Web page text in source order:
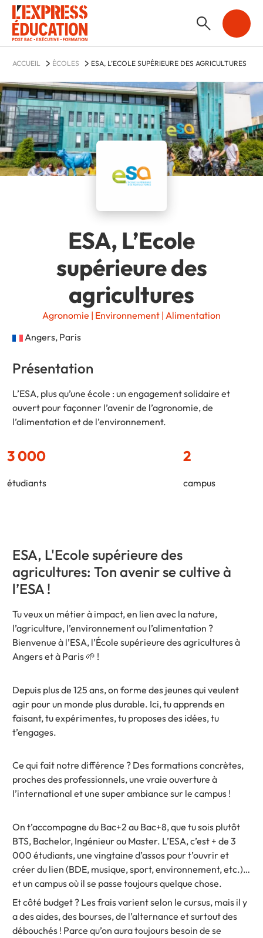
ACCUEIL ÉCOLES ESA, L’ECOLE SUPÉRIEURE DES AGRICULTURES
ESA, L’Ecole
supérieure des
agricultures
Agronomie | Environnement | Alimentation
Angers, Paris
Présentation
L’ESA, plus qu’une école : un engagement solidaire et
ouvert pour façonner l’avenir de l’agronomie, de
l’alimentation et de l’environnement.
3 000
étudiants
2
campus
ESA, L'Ecole supérieure des
agricultures: Ton avenir se cultive à
l’ESA !
Tu veux un métier à impact, en lien avec la nature,
l’agriculture, l’environnement ou l’alimentation ?
Bienvenue à l’ESA, l’École supérieure des agricultures à
Angers et à Paris 🌱 !
Depuis plus de 125 ans, on forme des jeunes qui veulent
agir pour un monde plus durable. Ici, tu apprends en
faisant, tu expérimentes, tu proposes des idées, tu
t’engages.
Ce qui fait notre différence ? Des formations concrètes,
proches des professionnels, une vraie ouverture à
l’international et une super ambiance sur le campus !
On t’accompagne du Bac+2 au Bac+8, que tu sois plutôt
BTS, Bachelor, Ingénieur ou Master. L’ESA, c’est + de 3
000 étudiants, une vingtaine d’assos pour t’ouvrir et
créer du lien (BDE, musique, sport, environnement, etc.)
et un campus où il se passe toujours quelque chose.
Et côté budget ? Les frais varient selon le cursus, mais il y
a des aides, des bourses, de l’alternance et surtout des
débouchés ! Parce qu’on aura toujours besoin de se